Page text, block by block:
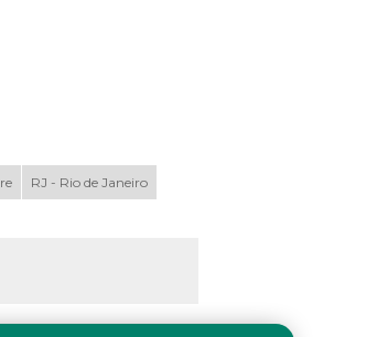
RJ - Rio de Janeiro
sem a autorização do autor.